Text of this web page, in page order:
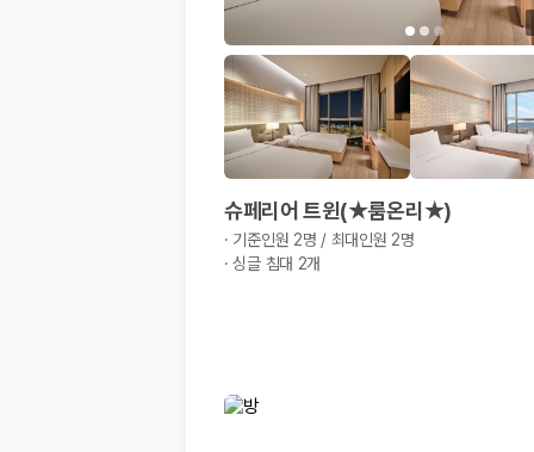
슈페리어 트윈(★룸온리★)
· 기준인원 2명 / 최대인원 2명
·싱글 침대 2개